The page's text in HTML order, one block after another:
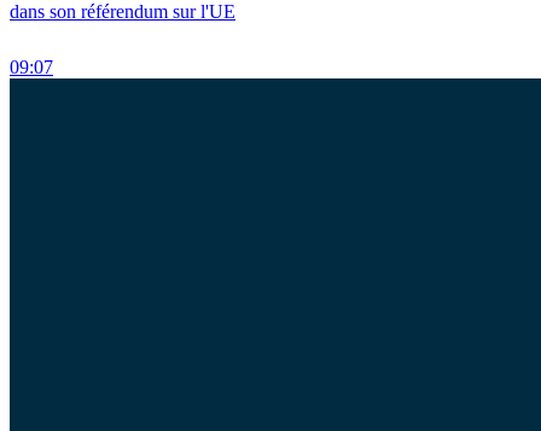
dans son référendum sur l'UE
09:07